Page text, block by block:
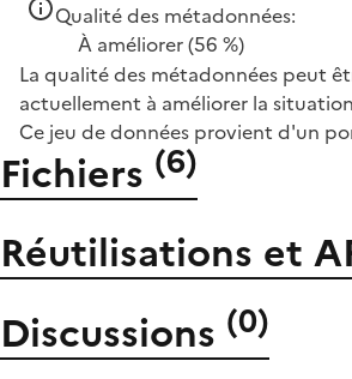
Qualité des métadonnées:
À améliorer(56 %)
La qualité des métadonnées peut
actuellement à améliorer la
Ce jeu de données provient d'un
Fichiers (6)
Réutilisations et
Discussions (0)